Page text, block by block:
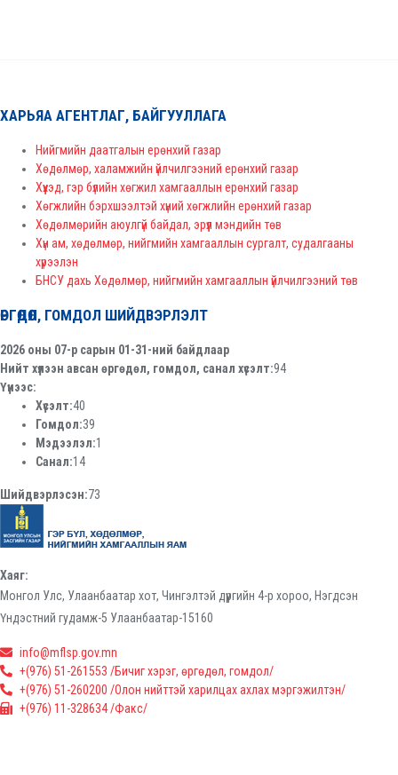
ХАРЬЯА АГЕНТЛАГ, БАЙГУУЛЛАГА
Нийгмийн даатгалын ерөнхий газар
Хөдөлмөр, халамжийн үйлчилгээний ерөнхий газар
Хүүхэд, гэр бүлийн хөгжил хамгааллын ерөнхий газар
Хөгжлийн бэрхшээлтэй хүний хөгжлийн ерөнхий газар
Хөдөлмөрийн аюулгүй байдал, эрүүл мэндийн төв
Хүн ам, хөдөлмөр, нийгмийн хамгааллын сургалт, судалгааны
хүрээлэн
БНСУ дахь Хөдөлмөр, нийгмийн хамгааллын үйлчилгээний төв
ӨРГӨДӨЛ, ГОМДОЛ ШИЙДВЭРЛЭЛТ
2026 оны 07-р сарын 01-31-ний байдлаар
Нийт хүлээн авсан өргөдөл, гомдол, санал хүсэлт:94
Үүнээс:
Хүсэлт:40
Гомдол:39
Мэдээлэл:1
Санал:14
Шийдвэрлэсэн:73
Хаяг:
Монгол Улс, Улаанбаатар хот, Чингэлтэй дүүргийн 4-р хороо, Нэгдсэн
Үндэстний гудамж-5 Улаанбаатар-15160
info@mflsp.gov.mn
+(976) 51-261553 /Бичиг хэрэг, өргөдөл, гомдол/
+(976) 51-260200 /Олон нийттэй харилцах ахлах мэргэжилтэн/
+(976) 11-328634 /Факс/